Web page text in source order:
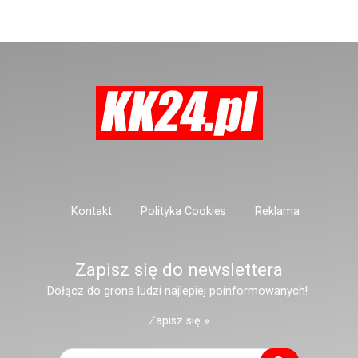
Kontakt Polityka Cookies Reklama
Zapisz się do newslettera
Dołącz do grona ludzi najlepiej poinformowanych!
Zapisz się »